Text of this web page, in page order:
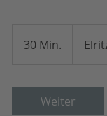
30 Min.
i
n
Weiter